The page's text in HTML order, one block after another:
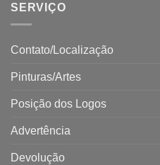
SERVIÇO
Contato/Localização
Pinturas/Artes
Posição dos Logos
Advertência
Devolução